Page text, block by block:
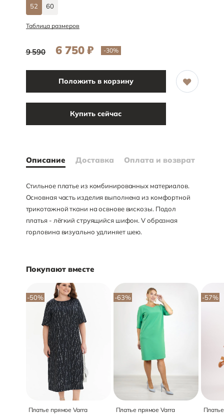
52 60
Таблица размеров
9 590 6 750₽ -30%
Положить в корзину
Купить сейчас
Описание Доставка Оплата и возврат
Стильное платье из комбинированных материалов.
Основная часть изделия выполнена из комфортной
трикотажной ткани на освнове вискозы. Подол
платья - лёгкий струящийся шифон. V образная
горловина визуально удлиняет шею.
Покупают вместе
-50%
Платье прямое Varra
-63%
Платье прямое Varra
-57%